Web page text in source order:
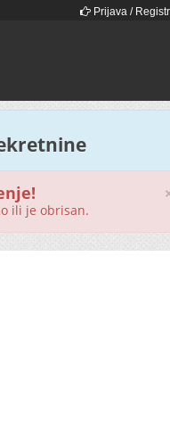
Prijava /
ili je obrisan.